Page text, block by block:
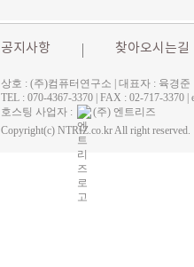
공지사항 찾아오시는길
상호 : (주)컴퓨터연구소 | 대표자 : 육경
TEL : 070-4367-3370 | FAX : 02-717-
호스팅 사업자 :
(주) 엔트리즈
Copyright(c) NTRIZ.co.kr All right reserved.